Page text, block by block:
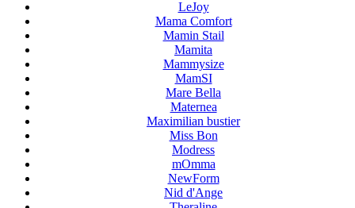
LeJoy
Mama Comfort
Mamin Stail
Mamita
Mammysize
MamSI
Mare Bella
Maternea
Maximilian bustier
Miss Bon
Modress
mOmma
NewForm
Nid d'Ange